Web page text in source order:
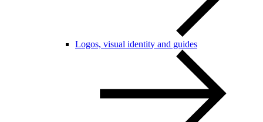
Logos, visual identity and guides